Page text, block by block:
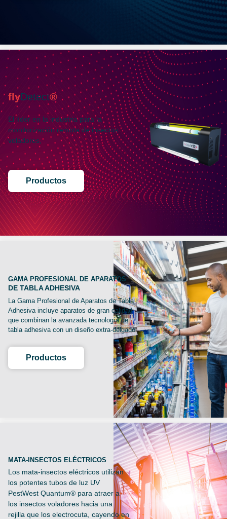
flyDetect®
El líder en la industria para la
monitorización remota de insectos
voladores,
Productos
GAMA PROFESIONAL DE APARATOS
DE TABLA ADHESIVA
La Gama Profesional de Aparatos de Tabla
Adhesiva incluye aparatos de gran calidad
que combinan la avanzada tecnología de
tabla adhesiva con un diseño extra-delgado.
Productos
MATA-INSECTOS ELÉCTRICOS
Los mata-insectos eléctricos utilizan
los potentes tubos de luz UV
PestWest Quantum® para atraer a
los insectos voladores hacia una
rejilla que los electrocuta, cayendo en